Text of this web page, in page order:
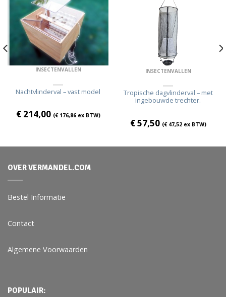
INSECTENVALLEN
Nachtvlinderval – vast model
€214,00 (€176,86ex BTW)
INSECTENVALLEN
Tropische dagvlinderval – met
ingebouwde trechter.
€57,50 (€47,52ex BTW)
OVER VERMANDEL.COM
Bestel Informatie
Contact
Algemene Voorwaarden
POPULAIR: